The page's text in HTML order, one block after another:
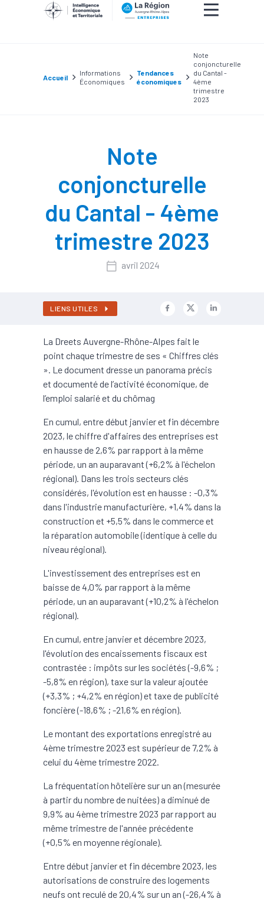
Accueil
Informations
Économiques
Tendances
économiques
Note
conjoncturelle
du Cantal -
4ème
trimestre
2023
Note
conjoncturelle
du Cantal - 4ème
trimestre 2023
avril 2024
LIENS UTILES
La Dreets Auvergne-Rhône-Alpes fait le
point chaque trimestre de ses « Chiffres clés
». Le document dresse un panorama précis
et documenté de l’activité économique, de
l’emploi salarié et du chômag
En cumul, entre début janvier et fin décembre
2023, le chiffre d'affaires des entreprises est
en hausse de 2,6% par rapport à la même
période, un an auparavant (+6,2% à l'échelon
régional). Dans les trois secteurs clés
considérés, l'évolution est en hausse : -0,3%
dans l'industrie manufacturière, +1,4% dans la
construction et +5,5% dans le commerce et
la réparation automobile (identique à celle du
niveau régional).
L'investissement des entreprises est en
baisse de 4,0% par rapport à la même
période, un an auparavant (+10,2% à l'échelon
régional).
En cumul, entre janvier et décembre 2023,
l'évolution des encaissements fiscaux est
contrastée : impôts sur les sociétés (-9,6% ;
-5,8% en région), taxe sur la valeur ajoutée
(+3,3% ; +4,2% en région) et taxe de publicité
foncière (-18,6% ; -21,6% en région).
Le montant des exportations enregistré au
4ème trimestre 2023 est supérieur de 7,2% à
celui du 4ème trimestre 2022.
La fréquentation hôtelière sur un an (mesurée
à partir du nombre de nuitées) a diminué de
9,9% au 4ème trimestre 2023 par rapport au
même trimestre de l'année précédente
(+0,5% en moyenne régionale).
Entre début janvier et fin décembre 2023, les
autorisations de construire des logements
neufs ont reculé de 20,4% sur un an (-26,4% à